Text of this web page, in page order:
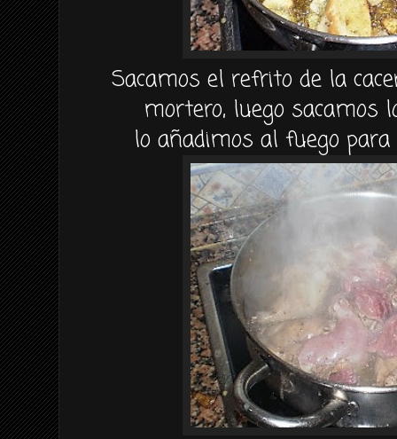
Sacamos el refrito de la
mortero, luego sacamos
lo añadimos al fuego